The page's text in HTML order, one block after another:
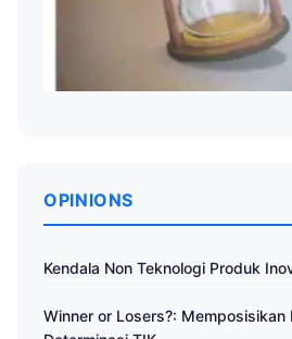
OPINIONS
Kendala Non Teknologi Produk
Winner or Losers?: Memposisikan